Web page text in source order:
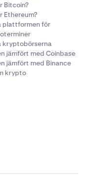
Bitcoin?
Ethereum?
plattformen för
kryptobörserna
jämfört med Coinbase
jämfört med Binance
krypto